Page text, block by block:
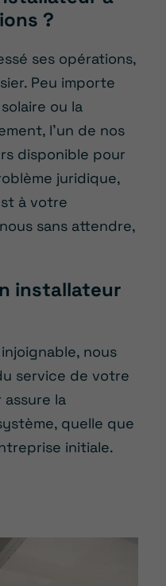
?
ses opérations,
Peu importe
ou la
l’un de nos
disponible pour
juridique,
à votre
sans attendre,
installateur
nous
service de votre
assure la
quelle que
initiale.